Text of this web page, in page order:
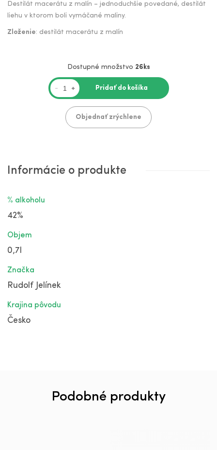
Destilát macerátu z malín – jednoduchšie povedané, destilát
liehu v ktorom boli vymáčané maliny.
Zloženie: destilát macerátu z malín
Dostupné množstvo 26ks
- + Pridať do košíka
Objednať zrýchlene
Informácie o produkte
% alkoholu
42%
Objem
0,7l
Značka
Rudolf Jelínek
Krajina pôvodu
Česko
Podobné produkty